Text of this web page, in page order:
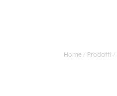
Home Prodotti